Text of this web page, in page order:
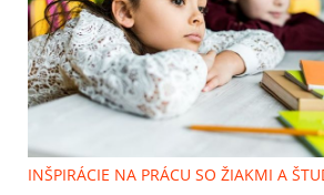
INŠPIRÁCIE NA PRÁCU SO ŽIAKMI A